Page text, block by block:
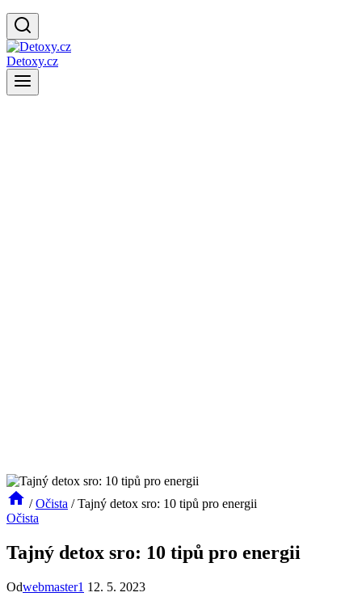
Detoxy.cz
/ Očista / Tajný detox sro: 10 tipů pro energii
Očista
Tajný detox sro: 10 tipů pro energii
Odwebmaster1 12. 5. 2023